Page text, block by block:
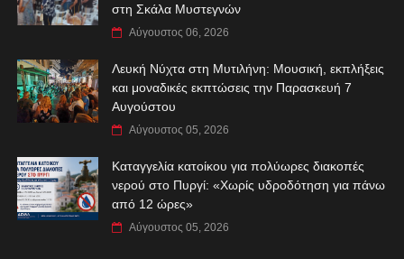
στη Σκάλα Μυστεγνών
Αύγουστος 06, 2026
Λευκή Νύχτα στη Μυτιλήνη: Μουσική, εκπλήξεις
και μοναδικές εκπτώσεις την Παρασκευή 7
Αυγούστου
Αύγουστος 05, 2026
Καταγγελία κατοίκου για πολύωρες διακοπές
νερού στο Πυργί: «Χωρίς υδροδότηση για πάνω
από 12 ώρες»
Αύγουστος 05, 2026